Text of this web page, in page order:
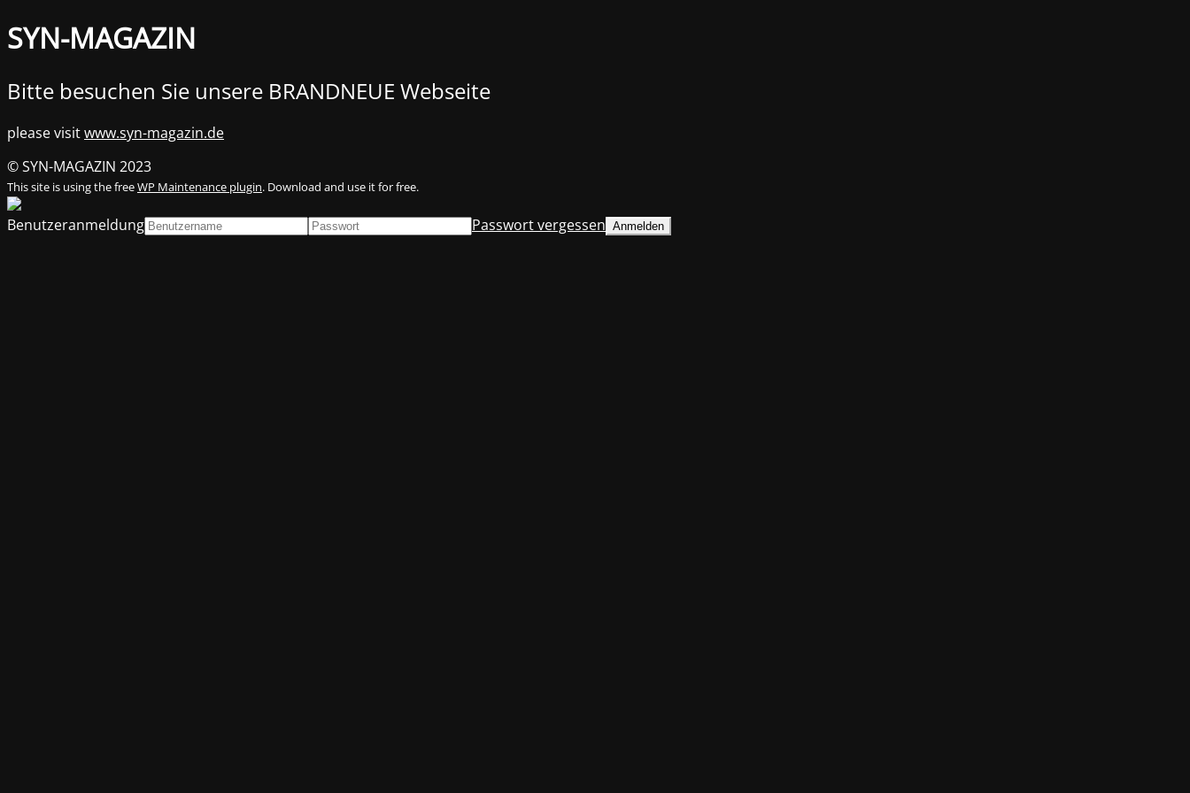
SYN-MAGAZIN
Bitte besuchen Sie unsere BRANDNEUE Webseite
please visitwww.syn-magazin.de
© SYN-MAGAZIN 2023
This site is using the freeWP Maintenance plugin. Download and use it for free.
Benutzeranmeldung Passwort vergessen